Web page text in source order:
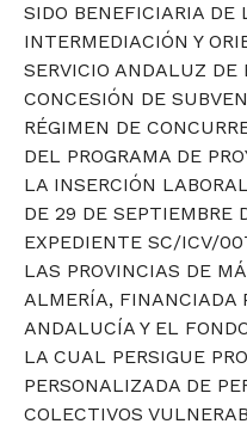
SIDO BENEFICIARIA DE
INTERMEDIACIÓN Y
SERVICIO ANDALUZ DE
CONCESIÓN DE
RÉGIMEN DE
DEL PROGRAMA DE
LA INSERCIÓN
DE 29 DE SEPTIEMBRE
EXPEDIENTE SC/ICV/
LAS PROVINCIAS DE
ALMERÍA, FINANCIADA
ANDALUCÍA Y EL
LA CUAL PERSIGUE
PERSONALIZADA DE
COLECTIVOS